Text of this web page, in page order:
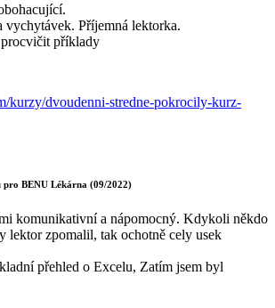
vychytávek. Příjemná lektorka.
procvičit příklady
kurzy/dvoudenni-stredne-pokrocily-kurz-
pro BENU Lékárna (09/2022)
komunikativní a nápomocný. Kdykoli někdo
lektor zpomalil, tak ochotně cely usek
přehled o Excelu, Zatím jsem byl